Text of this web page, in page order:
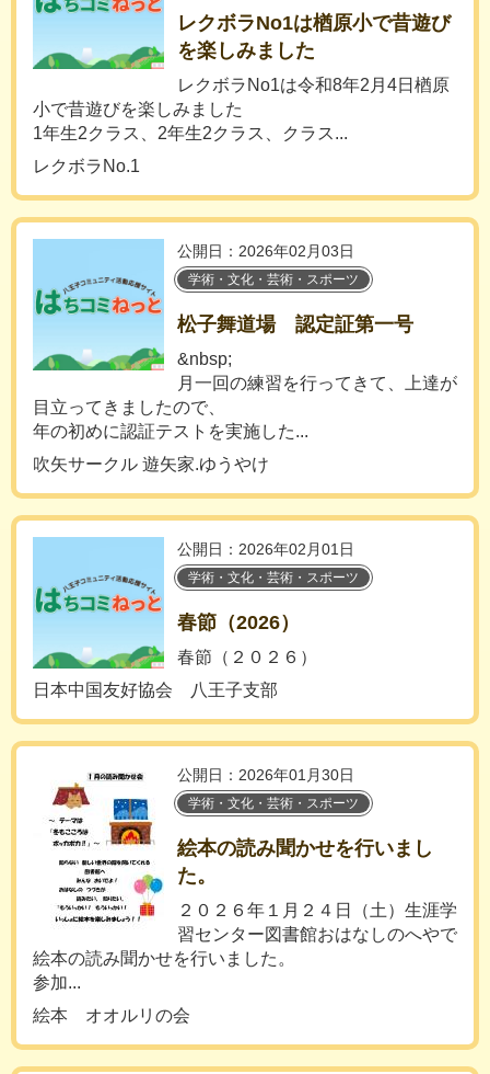
レクボラNo1は楢原小で昔遊び
を楽しみました
レクボラNo1は令和8年2月4日楢原
小で昔遊びを楽しみました
1年生2クラス、2年生2クラス、クラス...
レクボラNo.1
公開日：2026年02月03日
学術・文化・芸術・スポーツ
松子舞道場 認定証第一号
&nbsp;
月一回の練習を行ってきて、上達が
目立ってきましたので、
年の初めに認証テストを実施した...
吹矢サークル 遊矢家.ゆうやけ
公開日：2026年02月01日
学術・文化・芸術・スポーツ
春節（2026）
春節（２０２６）
日本中国友好協会 八王子支部
公開日：2026年01月30日
学術・文化・芸術・スポーツ
絵本の読み聞かせを行いまし
た。
２０２６年１月２４日（土）生涯学
習センター図書館おはなしのへやで
絵本の読み聞かせを行いました。
参加...
絵本 オオルリの会